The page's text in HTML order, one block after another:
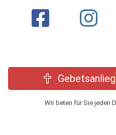
Wir beten für Sie jeden